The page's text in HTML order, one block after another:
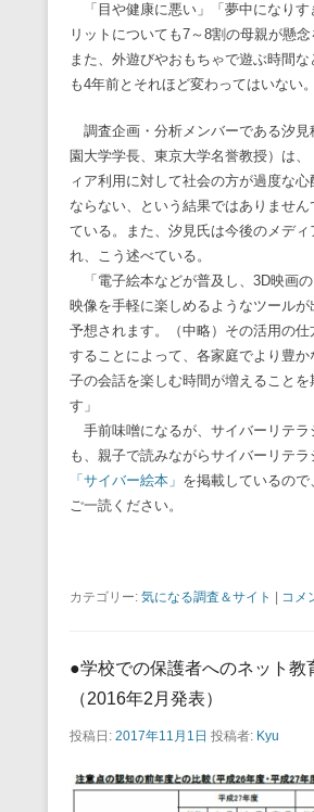
「目や健康に悪い」「夢中になりす
リットについても7～8割の母親が懸念
また、外遊びやおもちゃで遊ぶ時間
も4年前とそれほど変わってはいない。
調査企画・分析メンバーである汐見
園大学学長、東京大学名誉教授）は
ィア利用に対して社会の方が過度な
ならない、という結果ではありません
ている。また、汐見氏は今後のメデ
れ、こう述べている。
「電子絵本などが普及し、3D映画
映像を手軽に楽しめるようなツールが
予想されます。（中略）その活用の
することによって、各家庭でより豊
子の会話を楽しむ時間が増えることを
す」
手前味噌になるが、サイバーリテラ
も、親子で読みながらサイバーリテラ
「サイバー絵本」 を掲載しているの
ご一読ください。
カテゴリー: 気になる調査＆サイト コメ
●学校での保護者へのネット教
（2016年2月発表）
投稿日: 2017年11月1日 投稿者: Kyu